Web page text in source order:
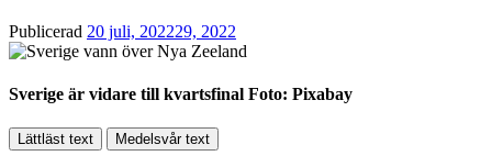
Publicerad 20 juli, 202229, 2022
Sverige är vidare till kvartsfinal Foto: Pixabay
Lättläst text Medelsvår text